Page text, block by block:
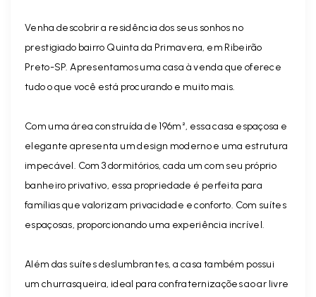
Venha descobrir a residência dos seus sonhos no
prestigiado bairro Quinta da Primavera, em Ribeirão
Preto-SP. Apresentamos uma casa à venda que oferece
tudo o que você está procurando e muito mais.
Com uma área construída de 196m², essa casa espaçosa e
elegante apresenta um design moderno e uma estrutura
impecável. Com 3 dormitórios, cada um com seu próprio
banheiro privativo, essa propriedade é perfeita para
famílias que valorizam privacidade e conforto. Com suítes
espaçosas, proporcionando uma experiência incrível.
Além das suítes deslumbrantes, a casa também possui
um churrasqueira, ideal para confraternizações ao ar livre